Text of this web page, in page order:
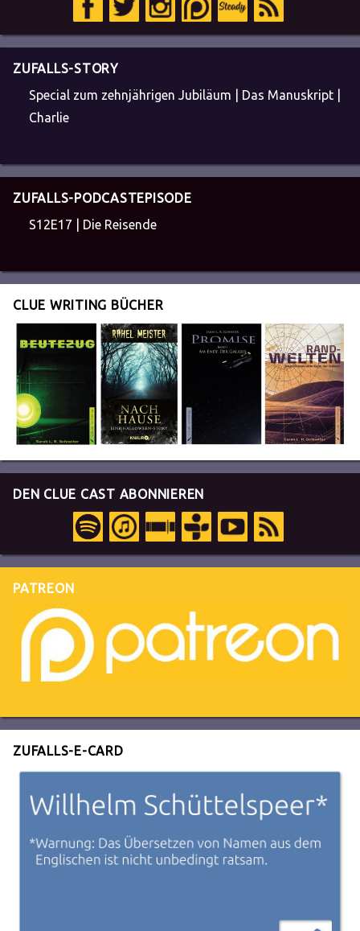
ZUFALLS-STORY
Special zum zehnjährigen Jubiläum | Das Manuskript |
Charlie
ZUFALLS-PODCASTEPISODE
S12E17 | Die Reisende
CLUE WRITING BÜCHER
DEN CLUE CAST ABONNIEREN
PATREON
ZUFALLS-E-CARD